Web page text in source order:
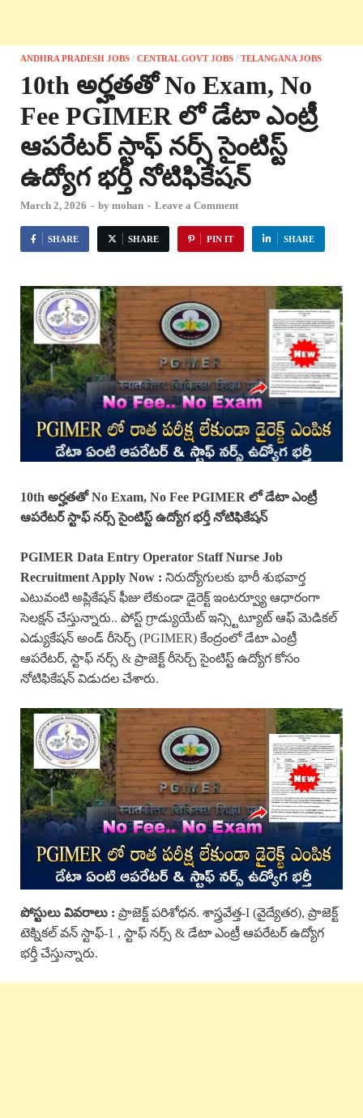
ANDHRA PRADESH JOBS / CENTRAL GOVT JOBS / TELANGANA JOBS
10th అర్హతతో No Exam, No
Fee PGIMER లో డేటా ఎంట్రీ
ఆపరేటర్ స్టాఫ్ నర్స్ సైంటిస్ట్
ఉద్యోగ భర్తీ నోటిఫికేషన్
March 2, 2026 - by mohan - Leave a Comment
SHARE SHARE PIN IT SHARE
10th అర్హతతో No Exam, No Fee PGIMER లో డేటా ఎంట్రీ
ఆపరేటర్ స్టాఫ్ నర్స్ సైంటిస్ట్ ఉద్యోగ భర్తీ నోటిఫికేషన్
PGIMER Data Entry Operator Staff Nurse Job
Recruitment Apply Now : నిరుద్యోగులకు భారీ శుభవార్త
ఎటువంటి అప్లికేషన్ ఫీజు లేకుండా డైరెక్ట్ ఇంటర్వ్యూ ఆధారంగా
సెలక్షన్ చేస్తున్నారు.. పోస్ట్ గ్రాడ్యుయేట్ ఇన్స్టిట్యూట్ ఆఫ్ మెడికల్
ఎడ్యుకేషన్ అండ్ రీసెర్చ్ (PGIMER) కేంద్రంలో డేటా ఎంట్రీ
ఆపరేటర్, స్టాఫ్ నర్స్ & ప్రాజెక్ట్ రీసెర్చ్ సైంటిస్ట్ ఉద్యోగ కోసం
నోటిఫికేషన్ విడుదల చేశారు.
పోస్టులు వివరాలు : ప్రాజెక్ట్ పరిశోధన. శాస్త్రవేత్త-I (వైద్యేతర), ప్రాజెక్ట్
టెక్నికల్ వన్ స్టాఫ్-1 , స్టాఫ్ నర్స్ & డేటా ఎంట్రీ ఆపరేటర్ ఉద్యోగ
భర్తీ చేస్తున్నారు.